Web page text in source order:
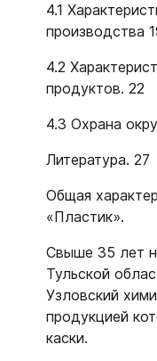
4.1
производства
4.2
продуктов. 22
4.3 Охрана
Литература. 27
Общая
«Пластик».
Свыше 35 лет
Тульской
Узловский
продукцией
каски.